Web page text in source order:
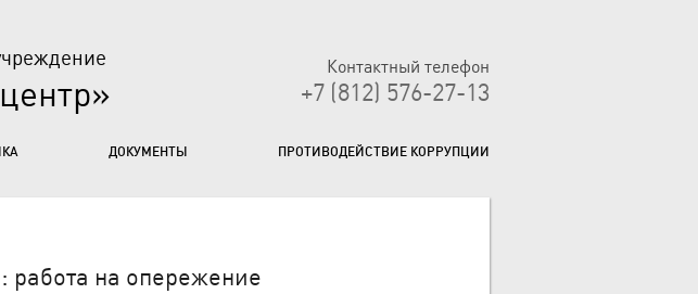
Контактный телефон
+7 (812) 576-27-13
ДОКУМЕНТЫ ПРОТИВОДЕЙСТВИЕ КОРРУПЦИИ
работа на опережение